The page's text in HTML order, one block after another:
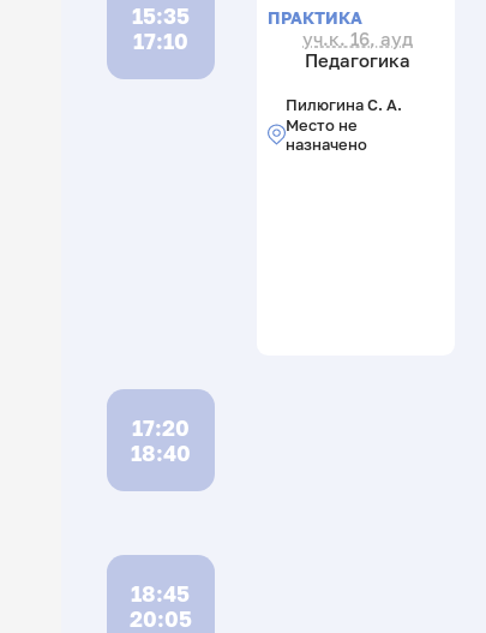
15:35
17:10
ПРАКТИКА
уч.к. 16, ауд
Педагогика
Пилюгина С. А.
Место не
назначено
17:20
18:40
18:45
20:05